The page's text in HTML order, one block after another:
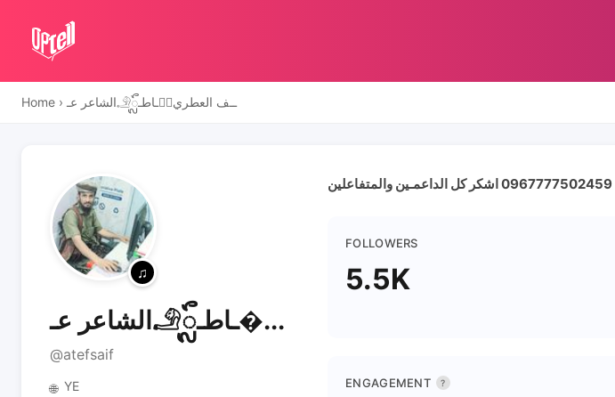
Home › الشاعر عـ𓄂ᬼـاطـ𓆃ٌــف العطري
الشاعر عـ𓄂ᬼـاطـ...
@atefsaif
🌐 YE
FOLLOWERS
5.5K
ENGAGEMENT ?